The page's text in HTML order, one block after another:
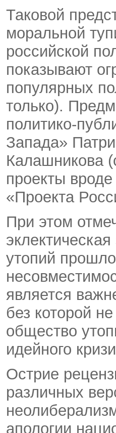
Таковой
моральной
российской
показывают
популярных
только).
политико-
Запада»
Калашникова
проекты
«Проекта
При этом
утопий
является
без которой
общество
идейного
Острие
различных
апологии